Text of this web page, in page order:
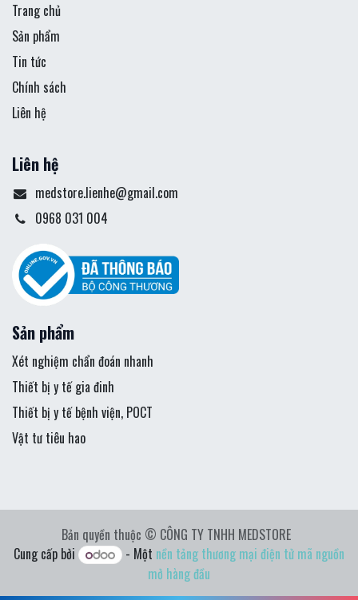
Trang chủ
Sản phẩm
Tin tức
Chính sách
Liên hệ
Liên hệ
medstore.lienhe@gmail.com
0968 031 004
Sản phẩm
Xét nghiệm chẩn đoán nhanh
Thiết bị y tế gia đinh
Thiết bị y tế bệnh viện, POCT
Vật tư tiêu hao
Bản quyền thuộc © CÔNG TY TNHH MEDSTORE
Cung cấp bởi
- Một nền tảng thương mại điện tử mã nguồn
mở hàng đầu